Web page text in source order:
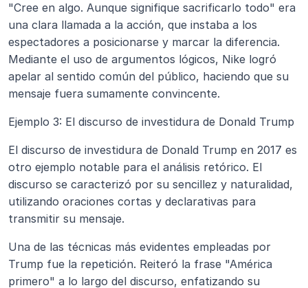
"Cree en algo. Aunque signifique sacrificarlo todo" era
una clara llamada a la acción, que instaba a los
espectadores a posicionarse y marcar la diferencia.
Mediante el uso de argumentos lógicos, Nike logró
apelar al sentido común del público, haciendo que su
mensaje fuera sumamente convincente.
Ejemplo 3: El discurso de investidura de Donald Trump
El discurso de investidura de Donald Trump en 2017 es
otro ejemplo notable para el análisis retórico. El
discurso se caracterizó por su sencillez y naturalidad,
utilizando oraciones cortas y declarativas para
transmitir su mensaje.
Una de las técnicas más evidentes empleadas por
Trump fue la repetición. Reiteró la frase "América
primero" a lo largo del discurso, enfatizando su